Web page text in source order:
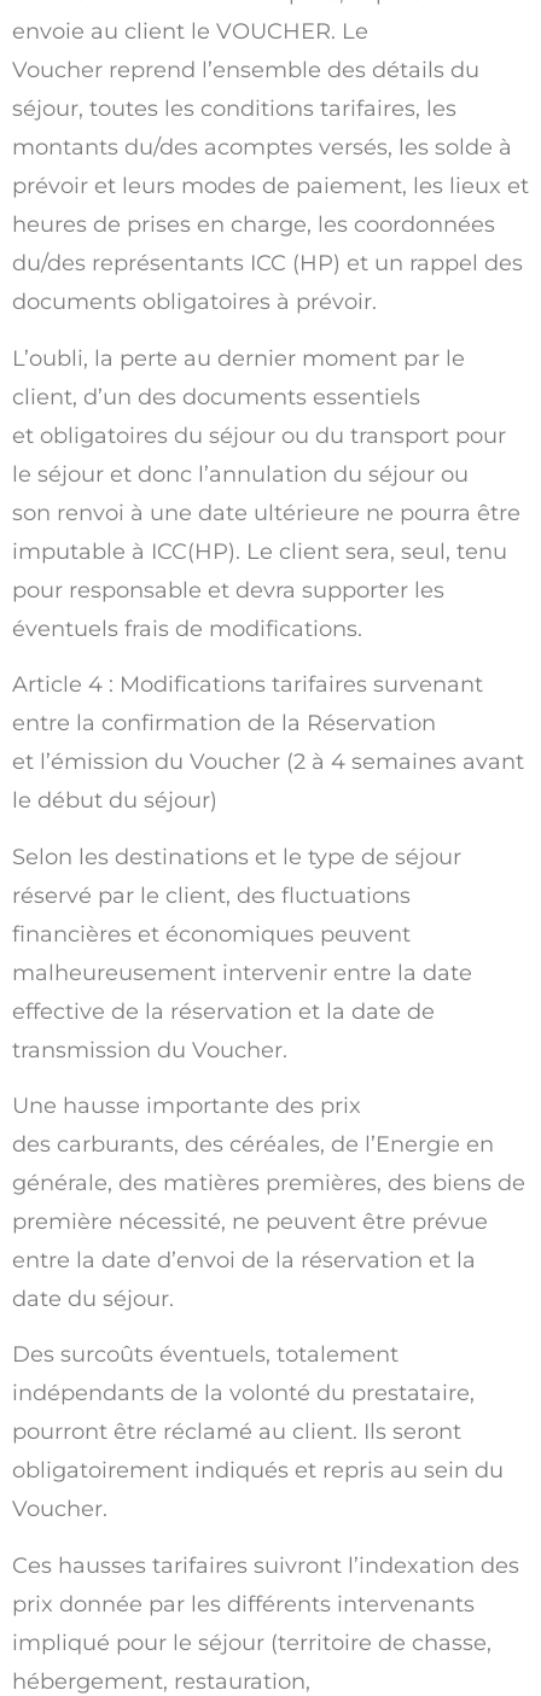
envoie au client le VOUCHER. Le
Voucher reprend l’ensemble des détails du
séjour, toutes les conditions tarifaires, les
montants du/des acomptes versés, les solde à
prévoir et leurs modes de paiement, les lieux et
heures de prises en charge, les coordonnées
du/des représentants ICC (HP) et un rappel des
documents obligatoires à prévoir.
L’oubli, la perte au dernier moment par le
client, d’un des documents essentiels
et obligatoires du séjour ou du transport pour
le séjour et donc l’annulation du séjour ou
son renvoi à une date ultérieure ne pourra être
imputable à ICC(HP). Le client sera, seul, tenu
pour responsable et devra supporter les
éventuels frais de modifications.
Article 4 : Modifications tarifaires survenant
entre la confirmation de la Réservation
et l’émission du Voucher (2 à 4 semaines avant
le début du séjour)
Selon les destinations et le type de séjour
réservé par le client, des fluctuations
financières et économiques peuvent
malheureusement intervenir entre la date
effective de la réservation et la date de
transmission du Voucher.
Une hausse importante des prix
des carburants, des céréales, de l’Energie en
générale, des matières premières, des biens de
première nécessité, ne peuvent être prévue
entre la date d’envoi de la réservation et la
date du séjour.
Des surcoûts éventuels, totalement
indépendants de la volonté du prestataire,
pourront être réclamé au client. Ils seront
obligatoirement indiqués et repris au sein du
Voucher.
Ces hausses tarifaires suivront l’indexation des
prix donnée par les différents intervenants
impliqué pour le séjour (territoire de chasse,
hébergement, restauration,